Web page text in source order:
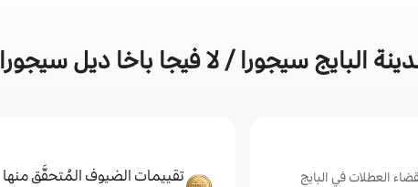
البايج سيجورا / لا فيجا باخا ديل سيجورا
العطلات في البايج
تقييمات الضيوف المُتحقَّق منها